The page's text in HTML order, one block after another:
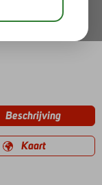
Beschrijving
Kaart